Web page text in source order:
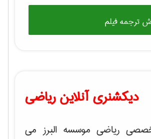
ترجمه فیلم
دیکشنری آنلاین ریاضی
ریاضی موسسه البرز می